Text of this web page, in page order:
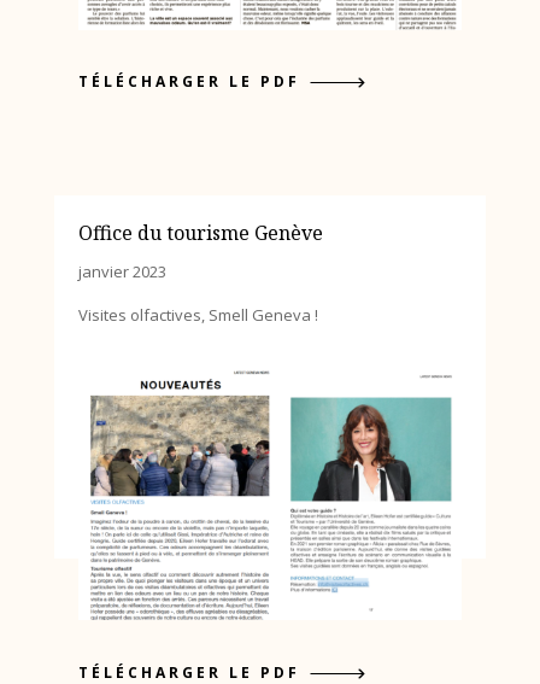
TÉLÉCHARGER LE PDF
Office du tourisme Genève
janvier 2023
Visites olfactives, Smell Geneva !
TÉLÉCHARGER LE PDF